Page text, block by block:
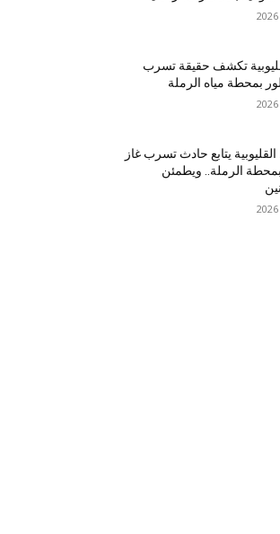
تكشف حقيقة تسرب
بمحطة مياه الرملة
يتابع حادث تسرب غاز
بمحطة الرملة.. ويطمئن